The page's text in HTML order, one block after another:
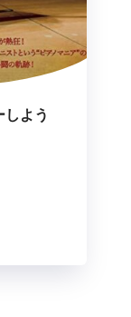
しよう